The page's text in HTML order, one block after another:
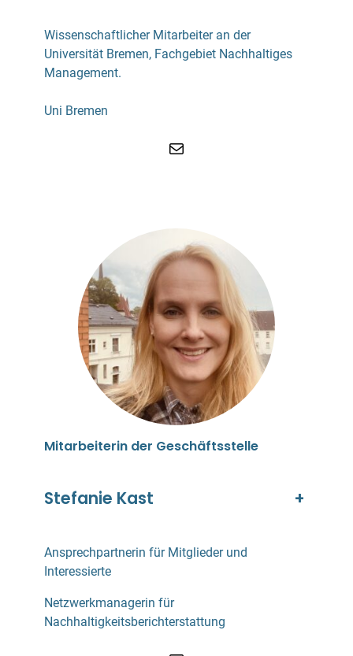
Wissenschaftlicher Mitarbeiter an der
Universität Bremen, Fachgebiet Nachhaltiges
Management.
Uni Bremen
E-Mail
Mitarbeiterin der Geschäftsstelle
Stefanie Kast +
Ansprechpartnerin für Mitglieder und
Interessierte
Netzwerkmanagerin für
Nachhaltigkeitsberichterstattung